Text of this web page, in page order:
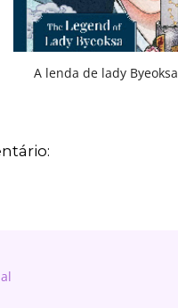
A lenda de lady Byeoksa